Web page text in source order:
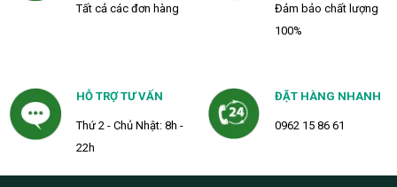
Tất cả các đơn hàng
Đảm bảo chất lượng
100%
HỖ TRỢ TƯ VẤN
Thứ 2 - Chủ Nhật: 8h -
22h
ĐẶT HÀNG NHANH
0962 15 86 61